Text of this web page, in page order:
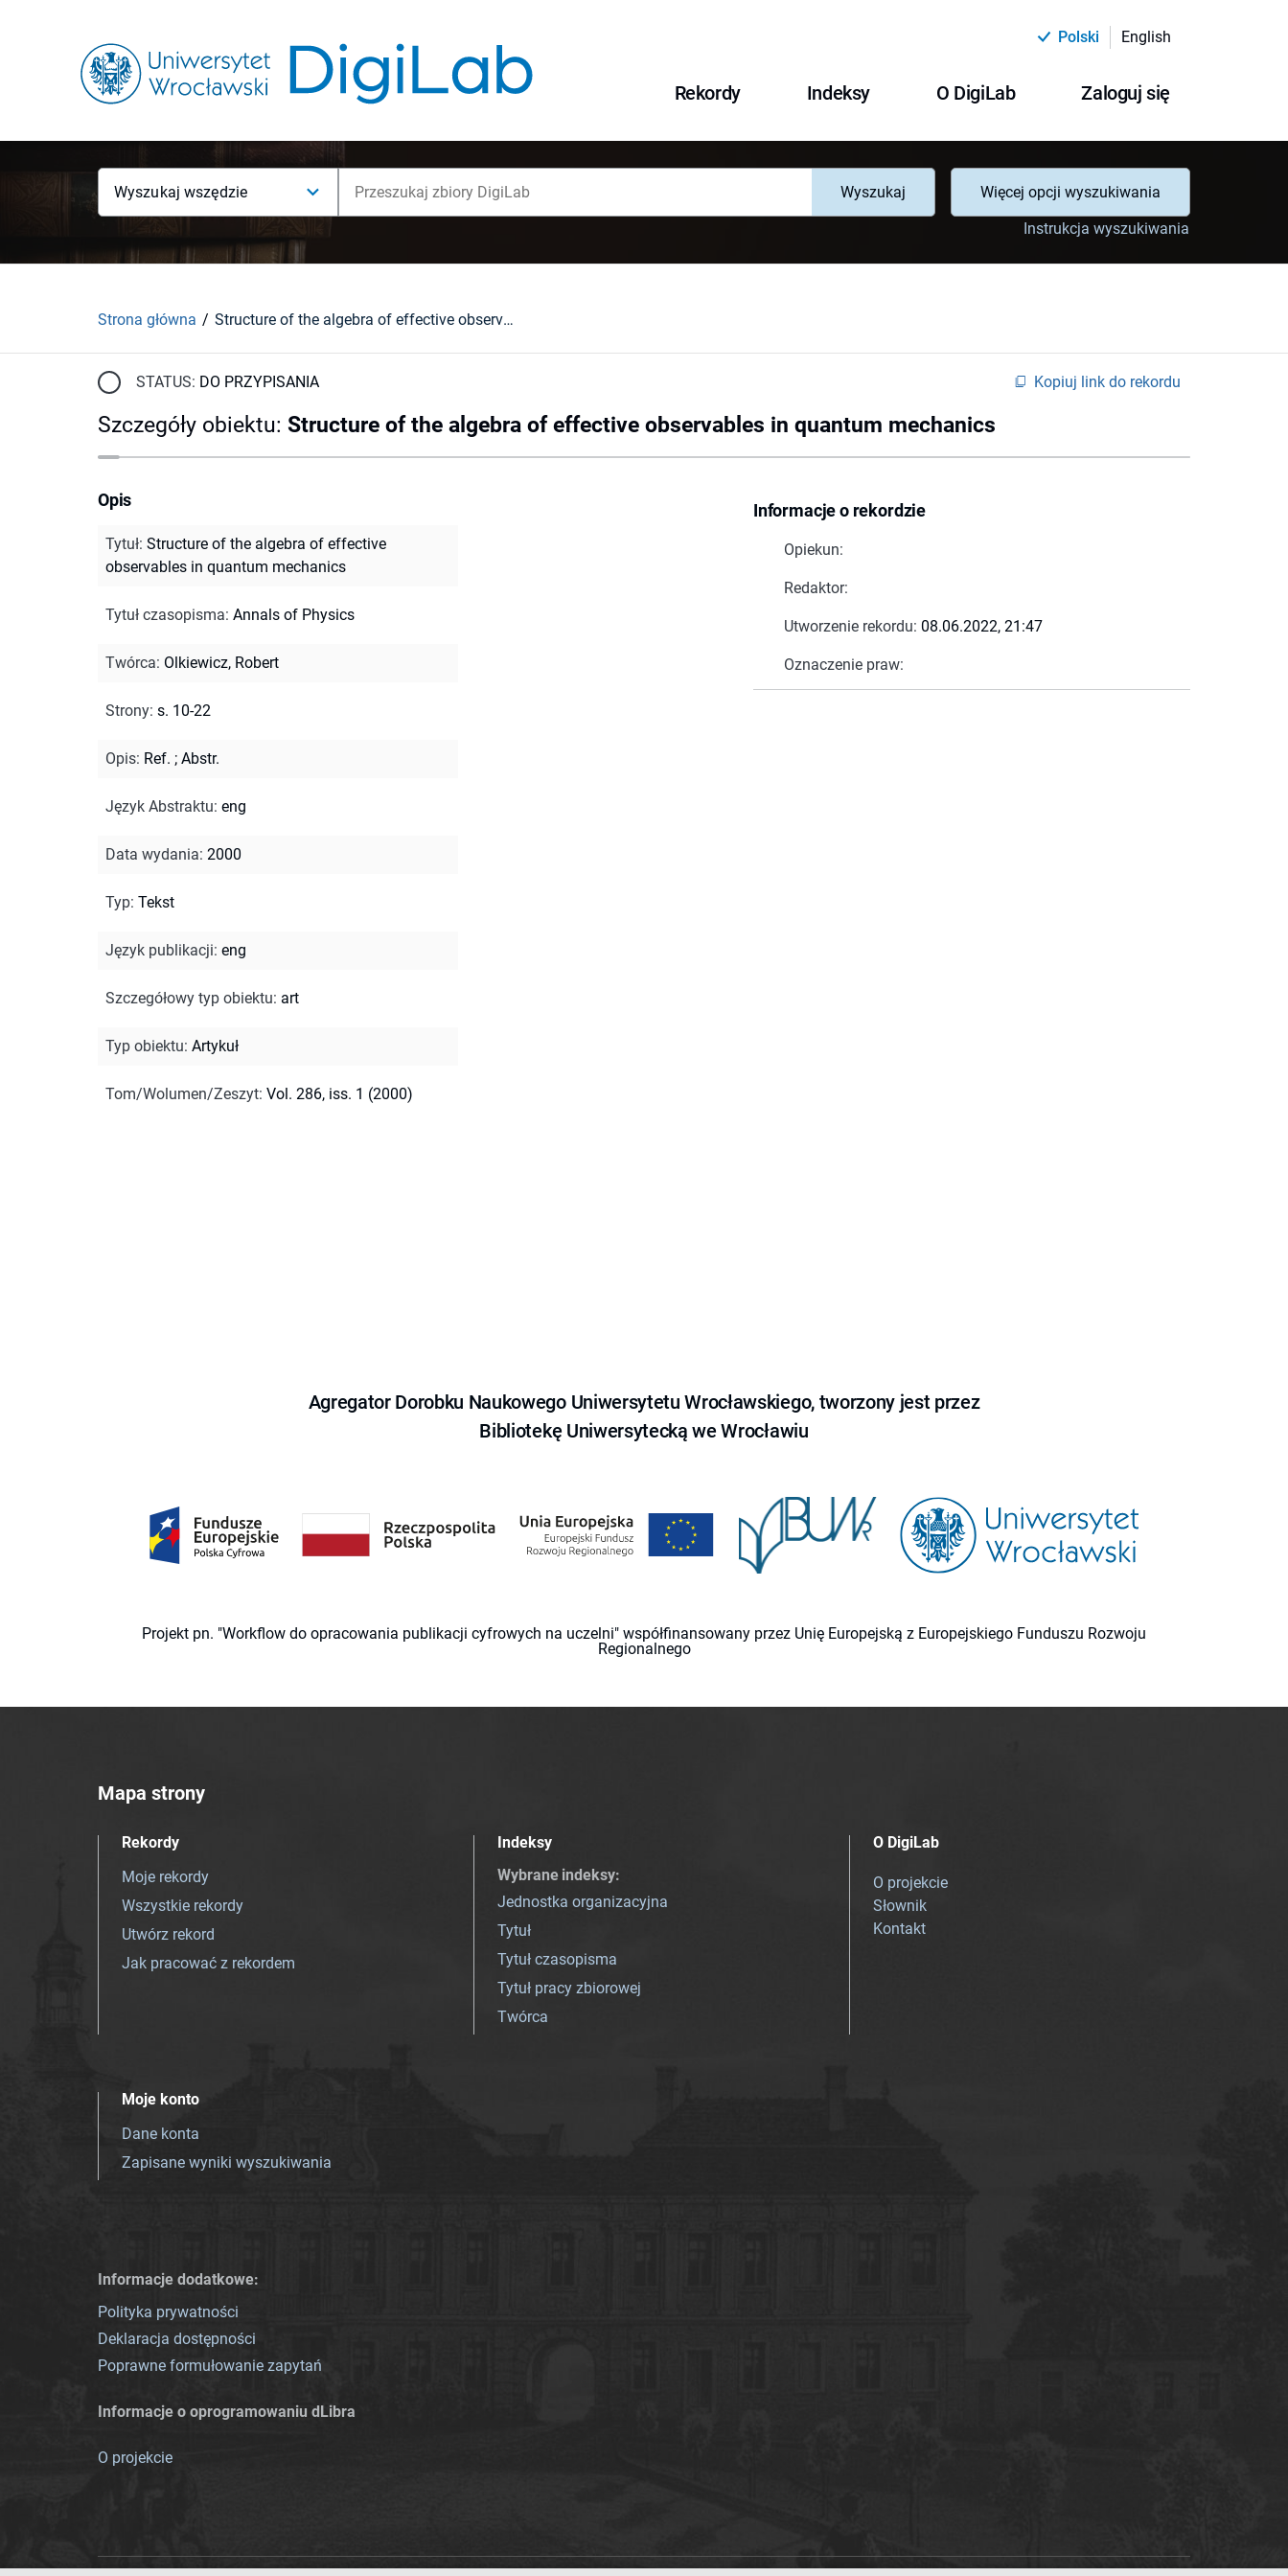
Polski English
Rekordy Indeksy O DigiLab Zaloguj się
Wyszukaj wszędzie Wyszukaj
Więcej opcji wyszukiwania
Instrukcja wyszukiwania
Strona główna Structure of the algebra of effective observables in quantum mechanics
STATUS: DO PRZYPISANIA Kopiuj link do rekordu
Szczegóły obiektu: Structure of the algebra of effective observables in quantum mechanics
Informacje o rekordzie
Opiekun:
Redaktor:
Utworzenie rekordu: 08.06.2022, 21:47
Oznaczenie praw:
Opis
Tytuł: Structure of the algebra of effective
observables in quantum mechanics
Tytuł czasopisma: Annals of Physics
Twórca: Olkiewicz, Robert
Strony: s. 10-22
Opis: Ref. ; Abstr.
Język Abstraktu: eng
Data wydania: 2000
Typ: Tekst
Język publikacji: eng
Szczegółowy typ obiektu: art
Typ obiektu: Artykuł
Tom/Wolumen/Zeszyt: Vol. 286, iss. 1 (2000)
Agregator Dorobku Naukowego Uniwersytetu Wrocławskiego, tworzony jest przez
Bibliotekę Uniwersytecką we Wrocławiu
Projekt pn. "Workflow do opracowania publikacji cyfrowych na uczelni" współfinansowany przez Unię Europejską z Europejskiego Funduszu Rozwoju
Regionalnego
Mapa strony
Rekordy
Moje rekordy
Wszystkie rekordy
Utwórz rekord
Jak pracować z rekordem
Indeksy
Wybrane indeksy:
Jednostka organizacyjna
Tytuł
Tytuł czasopisma
Tytuł pracy zbiorowej
Twórca
O DigiLab
O projekcie
Słownik
Kontakt
Moje konto
Dane konta
Zapisane wyniki wyszukiwania
Informacje dodatkowe:
Polityka prywatności
Deklaracja dostępności
Poprawne formułowanie zapytań
Informacje o oprogramowaniu dLibra
O projekcie